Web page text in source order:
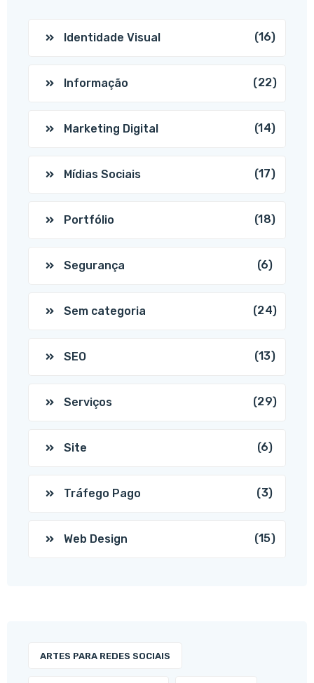
Identidade Visual (16)
Informação (22)
Marketing Digital (14)
Mídias Sociais (17)
Portfólio (18)
Segurança (6)
Sem categoria (24)
SEO (13)
Serviços (29)
Site (6)
Tráfego Pago (3)
Web Design (15)
ARTES PARA REDES SOCIAIS